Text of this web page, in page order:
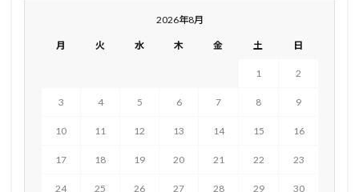
2026年8月
月 火 水 木 金 土 日
1 2
3 4 5 6 7 8 9
10 11 12 13 14 15 16
17 18 19 20 21 22 23
24 25 26 27 28 29 30